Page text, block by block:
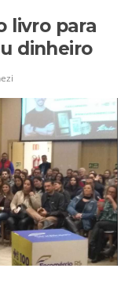
livro para
dinheiro